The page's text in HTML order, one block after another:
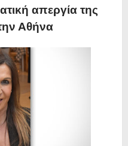
απεργία της
Αθήνα